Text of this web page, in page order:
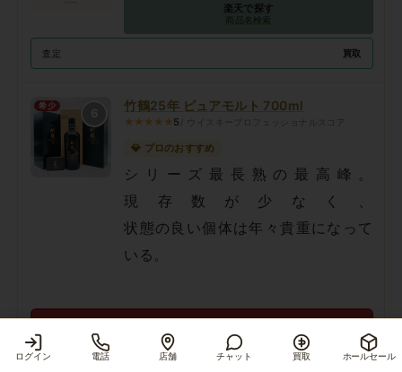
楽天で探す
商品名検索
査定 買取
希少 竹鶴25年 ピュアモルト 700ml
★★★★★ 5
💎 プロのおすすめ
シリーズ最長熟の最高峰。
現存数が少なく、
状態の良い個体は年々貴重になって
いる。
¥275,000
商品を見る
ログイン 電話 店舗 チャット 買取 ホールセール